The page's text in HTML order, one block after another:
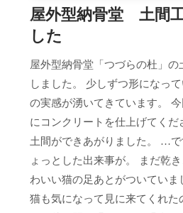
屋外型納骨堂 土間
した
屋外型納骨堂「つづらの杜」の
しました。 少しずつ形になっ
の実感が湧いてきています。
にコンクリートを仕上げてくだ
土間ができあがりました。 …
ょっとした出来事が。 まだ乾
わいい猫の足あとがついていま
猫も気になって見に来てくれた